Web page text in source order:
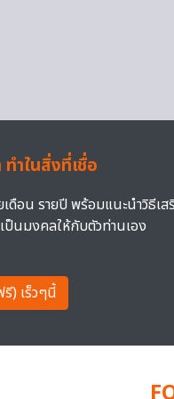
ำในสิ่งที่เชื่อ
ดือน รายปี พร้อมแนะนำวิธีเส
ป็นมงคลให้กับตัวท่านเอง
) เร็วๆนี้